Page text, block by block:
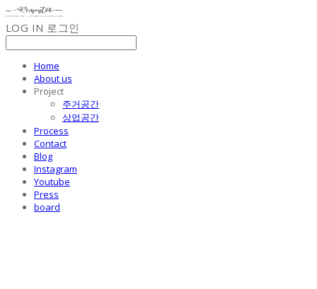
LOG IN 로그인
Home
About us
Project
주거공간
상업공간
Process
Contact
Blog
Instagram
Youtube
Press
board